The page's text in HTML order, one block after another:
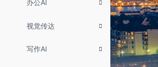
办公AI
视觉传达
写作AI